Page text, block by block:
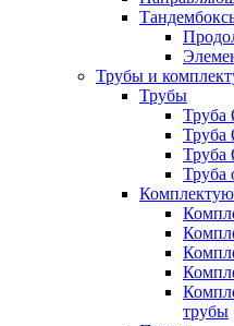
Трубы и
Трубы
Труба
трубы